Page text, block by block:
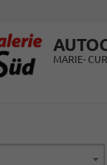
MARIE-